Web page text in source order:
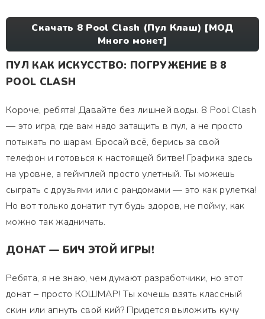
Скачать 8 Pool Clash (Пул Клаш) [МОД
Много монет]
ПУЛ КАК ИСКУССТВО: ПОГРУЖЕНИЕ В 8
POOL CLASH
Короче, ребята! Давайте без лишней воды. 8 Pool Clash
— это игра, где вам надо затащить в пул, а не просто
потыкать по шарам. Бросай всё, берись за свой
телефон и готовься к настоящей битве! Графика здесь
на уровне, а геймплей просто улетный. Ты можешь
сыграть с друзьями или с рандомами — это как рулетка!
Но вот только донатит тут будь здоров, не пойму, как
можно так жадничать.
ДОНАТ — БИЧ ЭТОЙ ИГРЫ!
Ребята, я не знаю, чем думают разработчики, но этот
донат – просто КОШМАР! Ты хочешь взять классный
скин или апнуть свой кий? Придется выложить кучу